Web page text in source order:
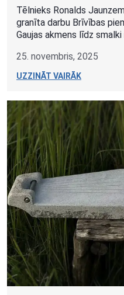
Tēlnieks Ronalds
granīta darbu Brīvības
Gaujas akmens līdz
25. novembris, 2025
UZZINĀT VAIRĀK